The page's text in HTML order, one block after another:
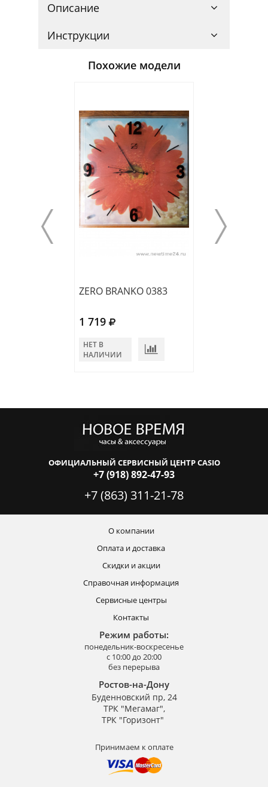
Описание
Инструкции
Похожие модели
ZERO BRANKO 0383
1 719
НЕТ В
НАЛИЧИИ
ОФИЦИАЛЬНЫЙ СЕРВИСНЫЙ ЦЕНТР CASIO
+7 (918) 892-47-93
+7 (863) 311-21-78
О компании
Оплата и доставка
Скидки и акции
Справочная информация
Сервисные центры
Контакты
Режим работы:
понедельник-воскресенье
с 10:00 до 20:00
без перерыва
Ростов-на-Дону
Буденновский пр, 24
ТРК "Мегамаг",
ТРК "Горизонт"
Принимаем к оплате